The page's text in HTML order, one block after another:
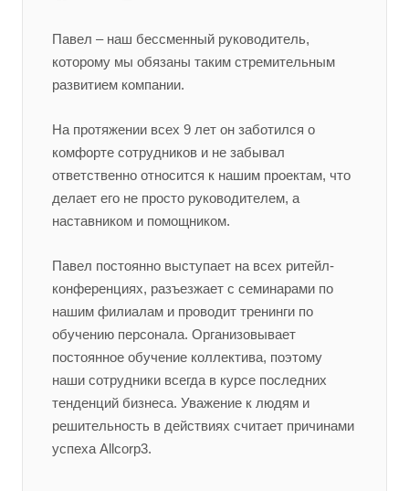
Павел – наш бессменный руководитель,
которому мы обязаны таким стремительным
развитием компании.
На протяжении всех 9 лет он заботился о
комфорте сотрудников и не забывал
ответственно относится к нашим проектам, что
делает его не просто руководителем, а
наставником и помощником.
Павел постоянно выступает на всех ритейл-
конференциях, разъезжает с семинарами по
нашим филиалам и проводит тренинги по
обучению персонала. Организовывает
постоянное обучение коллектива, поэтому
наши сотрудники всегда в курсе последних
тенденций бизнеса. Уважение к людям и
решительность в действиях считает причинами
успеха Allcorp3.